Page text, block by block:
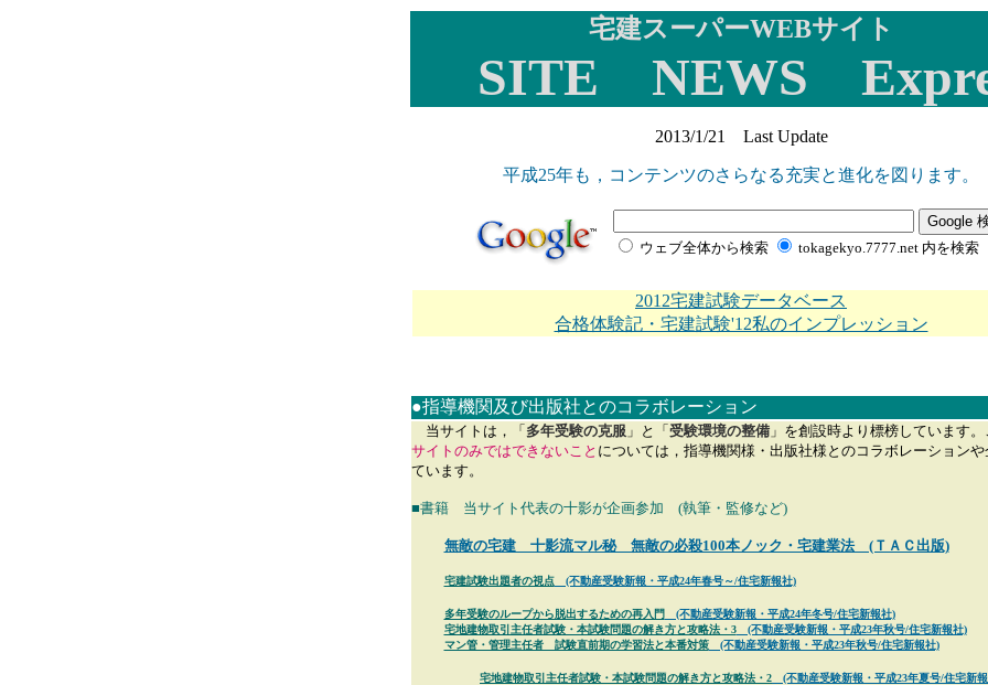
宅建スーパーWEBサイト
SITE NEWS
2013/1/21 Last Update
平成25年も，コンテンツのさらなる充実と進化を図ります。
ウェブ全体から検索 tokagekyo.7777.net 内を検索
2012宅建試験データベース
合格体験記・宅建試験'12私のインプレッション
●指導機関及び出版社とのコラボレーション
当サイトは，「 多年受験の克服」と「 受験環境の整備」を創設時より標榜しています
サイトのみではできないこと については，指導機関様・出版社様とのコラボレーション
ています。
■書籍 当サイト代表の十影が企画参加 (執筆・監修など)
無敵の宅建 十影流マル秘 無敵の必殺100本ノック・宅建業法 (ＴＡＣ出版)
宅建試験出題者の視点(不動産受験新報・平成24年春号～/住宅新報社)
多年受験のループから脱出するための再入門 (不動産受験新報・平成24年冬号/住宅新報社)
宅地建物取引主任者試験・本試験問題の解き方と攻略法・3(不動産受験新報・平成23年秋号/住宅新報社)
マン管・管理主任者 試験直前期の学習法と本番対策(不動産受験新報・平成23年秋号/住宅新報社)
宅地建物取引主任者試験・本試験問題の解き方と攻略法・2 (不動産受験新報・平成23年夏号/住宅新